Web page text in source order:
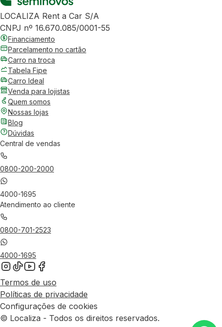
LOCALIZA Rent a Car S/A
CNPJ nº 16.670.085/0001-55
Financiamento
Parcelamento no cartão
Carro na troca
Tabela Fipe
Carro Ideal
Venda para lojistas
Quem somos
Nossas lojas
Blog
Dúvidas
Central de vendas
0800-200-2000
4000-1695
Atendimento ao cliente
0800-701-2523
4000-1695
Termos de uso
Políticas de privacidade
Configurações de cookies
© Localiza - Todos os direitos reservados.